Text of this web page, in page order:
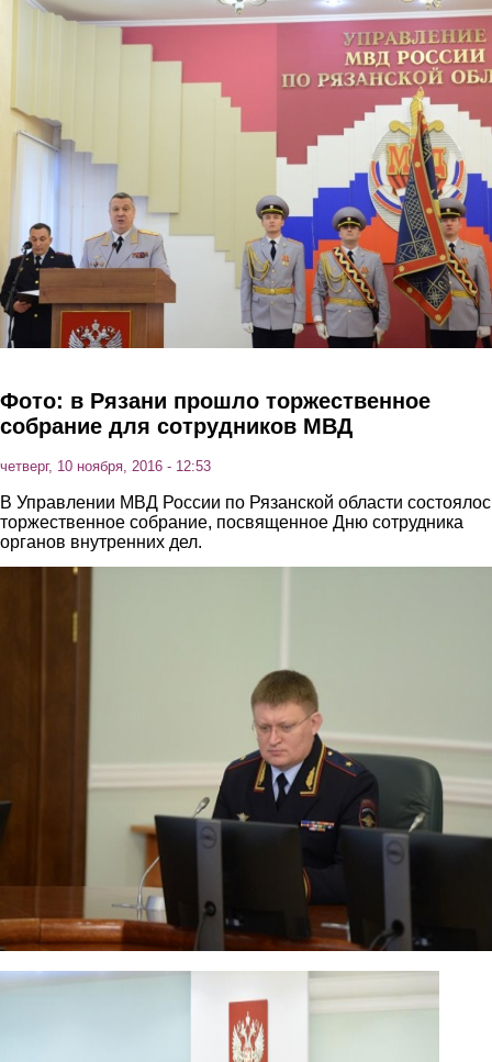
Перейти к основному содержанию
Фото: в Рязани прошло торжественное
собрание для сотрудников МВД
четверг, 10 ноября, 2016 - 12:53
В Управлении МВД России по Рязанской области
торжественное собрание, посвященное Дню сотрудника
органов внутренних дел.